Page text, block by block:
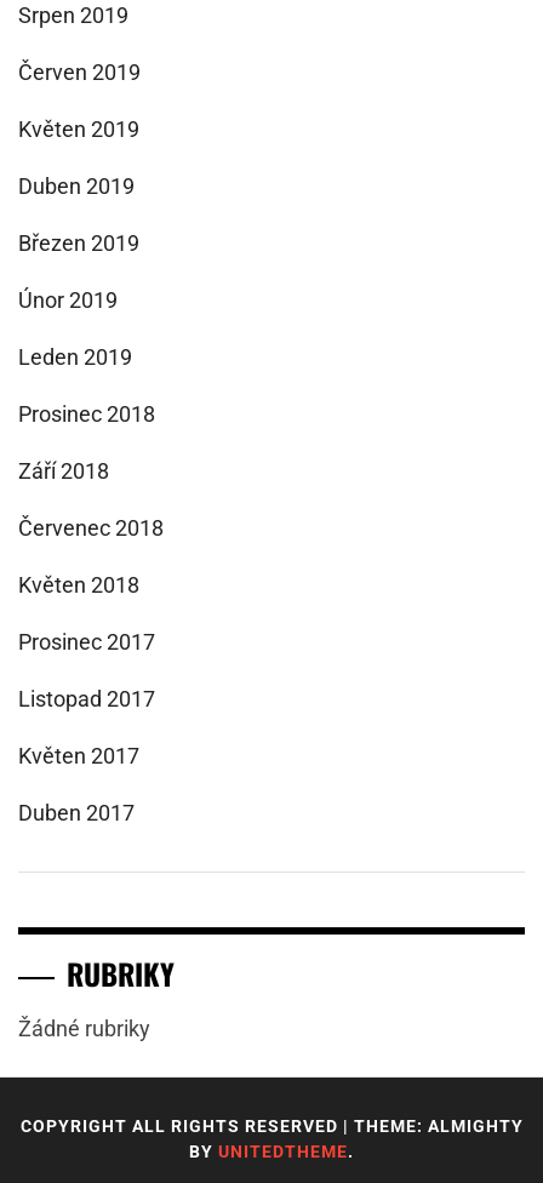
Srpen 2019
Červen 2019
Květen 2019
Duben 2019
Březen 2019
Únor 2019
Leden 2019
Prosinec 2018
Září 2018
Červenec 2018
Květen 2018
Prosinec 2017
Listopad 2017
Květen 2017
Duben 2017
RUBRIKY
Žádné rubriky
COPYRIGHT ALL RIGHTS RESERVED | THEME: ALMIGHTY
BY UNITEDTHEME.